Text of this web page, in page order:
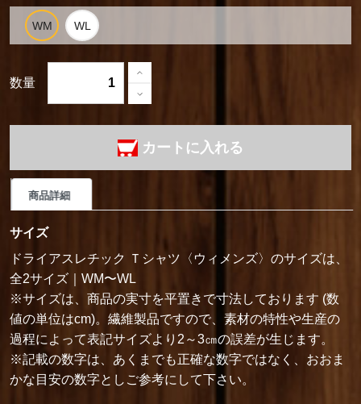
数量
カートに入れる
商品詳細
サイズ
ドライアスレチック Ｔシャツ〈ウィメンズ〉のサイズは、
全2サイズ｜WM〜WL
※サイズは、商品の実寸を平置きで寸法しております (数
値の単位はcm)。繊維製品ですので、素材の特性や生産の
過程によって表記サイズより2～3㎝の誤差が生じます。
※記載の数字は、あくまでも正確な数字ではなく、おおま
かな目安の数字としご参考にして下さい。